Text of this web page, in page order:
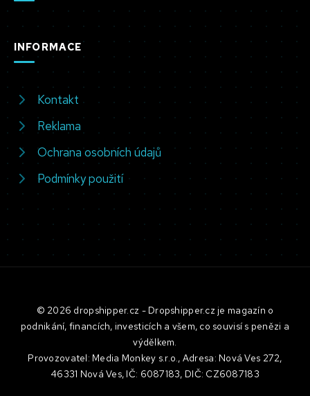
INFORMACE
Kontakt
Reklama
Ochrana osobních údajů
Podmínky použití
© 2026 dropshipper.cz - Dropshipper.cz je magazín o
podnikání, financích, investicích a všem, co souvisí s penězi a
výdělkem.
Provozovatel: Media Monkey s.r.o., Adresa: Nová Ves 272,
46331 Nová Ves, IČ: 6087183, DIČ: CZ6087183